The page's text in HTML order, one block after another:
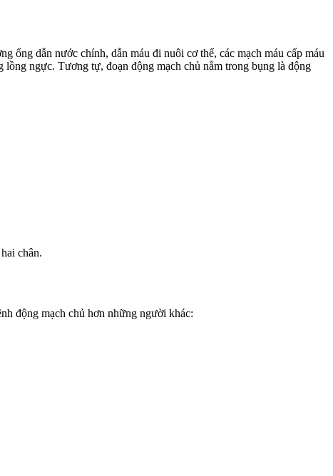
ống dẫn nước chính, dẫn máu đi nuôi cơ thể, các mạch máu cấp máu
ngực. Tương tự, đoạn động mạch chủ nằm trong bụng là động
chân.
động mạch chủ hơn những người khác: